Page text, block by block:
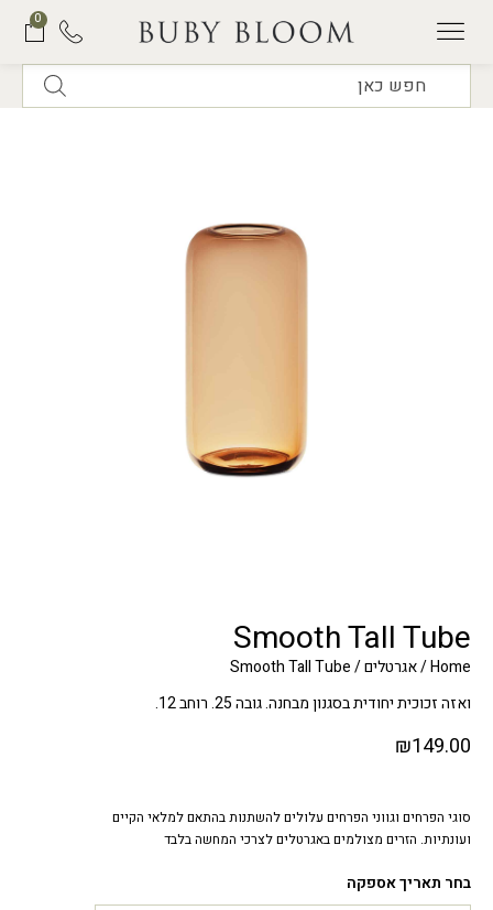
0
Smooth Tall Tube
Home
/אגרטלים/ Smooth Tall Tube
ואזה זכוכית יחודית בסגנון מבחנה. גובה 25. רוחב 12.
₪149.00
סוגי הפרחים וגווני הפרחים עלולים להשתנות בהתאם למלאי הקיים
ועונתיות. הזרים מצולמים באגרטלים לצרכי המחשה בלבד
בחר תאריך אספקה